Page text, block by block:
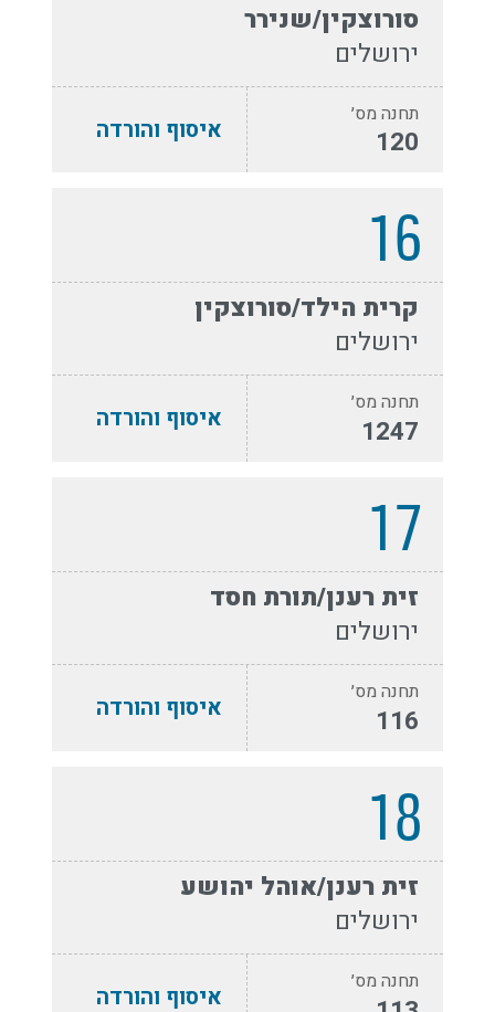
סורוצקין/שנירר
ירושלים
תחנה מס׳
120 איסוף והורדה
16
קרית הילד/סורוצקין
ירושלים
תחנה מס׳
1247 איסוף והורדה
17
זית רענן/תורת חסד
ירושלים
תחנה מס׳
116 איסוף והורדה
18
זית רענן/אוהל יהושע
ירושלים
תחנה מס׳ איסוף והורדה